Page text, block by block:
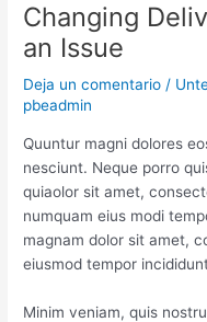
Changing
an Issue
Deja un comentario /
pbeadmin
Quuntur magni dolores
nesciunt. Neque porro
quiaolor sit amet,
numquam eius modi
magnam dolor sit amet,
eiusmod tempor
Minim veniam, quis